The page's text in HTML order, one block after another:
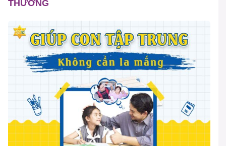
THƯƠNG